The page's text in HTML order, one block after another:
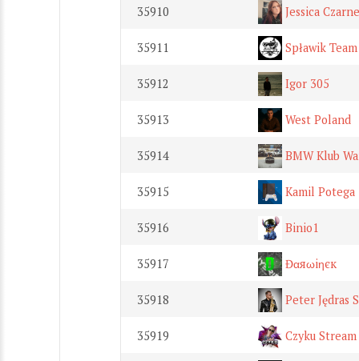
35910 Jessica
35911 Spławik
35912 Igor 305
35913 West Poland
35914 BMW Klub
35915 Kamil Potega
35916 Binio1
35917 Đαяωiηєк
35918 Peter Jędras
35919 Czyku Stream